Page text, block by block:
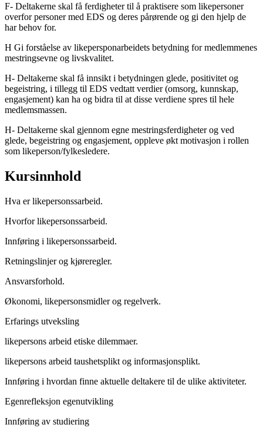
F- Deltakerne skal få ferdigheter til å praktisere som likepersoner
overfor personer med EDS og deres pårørende og gi den hjelp de
har behov for.
H Gi forståelse av likepersponarbeidets betydning for medlemmenes
mestringsevne og livskvalitet.
H- Deltakerne skal få innsikt i betydningen glede, positivitet og
begeistring, i tillegg til EDS vedtatt verdier (omsorg, kunnskap,
engasjement) kan ha og bidra til at disse verdiene spres til hele
medlemsmassen.
H- Deltakerne skal gjennom egne mestringsferdigheter og ved
glede, begeistring og engasjement, oppleve økt motivasjon i rollen
som likeperson/fylkesledere.
Kursinnhold
Hva er likepersonssarbeid.
Hvorfor likepersonssarbeid.
Innføring i likepersonssarbeid.
Retningslinjer og kjøreregler.
Ansvarsforhold.
Økonomi, likepersonsmidler og regelverk.
Erfarings utveksling
likepersons arbeid etiske dilemmaer.
likepersons arbeid taushetsplikt og informasjonsplikt.
Innføring i hvordan finne aktuelle deltakere til de ulike aktiviteter.
Egenrefleksjon egenutvikling
Innføring av studiering